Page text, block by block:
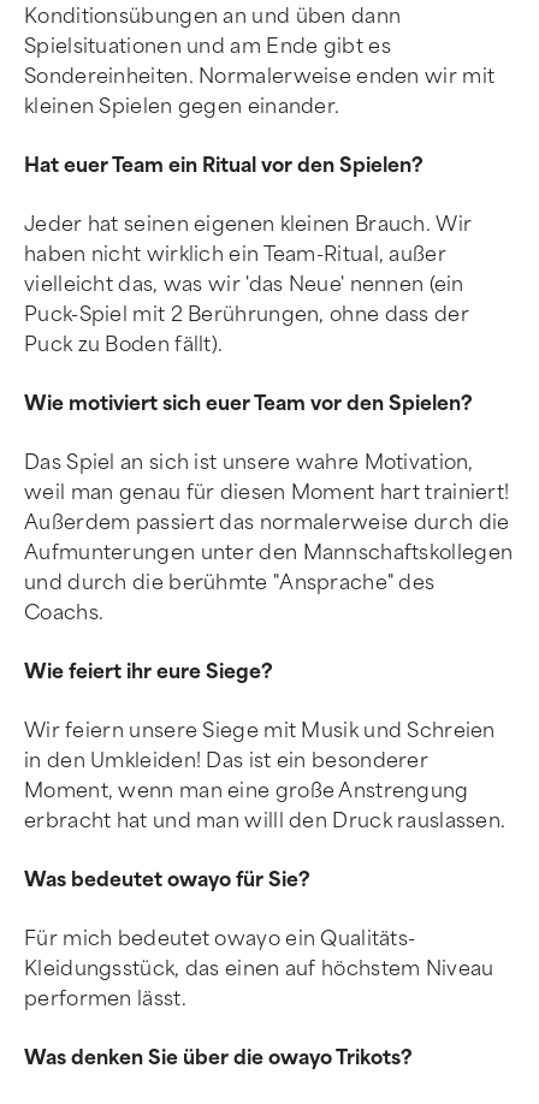
Konditionsübungen an und üben dann
Spielsituationen und am Ende gibt es
Sondereinheiten. Normalerweise enden wir mit
kleinen Spielen gegen einander.
Hat euer Team ein Ritual vor den Spielen?
Jeder hat seinen eigenen kleinen Brauch. Wir
haben nicht wirklich ein Team-Ritual, außer
vielleicht das, was wir 'das Neue' nennen (ein
Puck-Spiel mit 2 Berührungen, ohne dass der
Puck zu Boden fällt).
Wie motiviert sich euer Team vor den Spielen?
Das Spiel an sich ist unsere wahre Motivation,
weil man genau für diesen Moment hart trainiert!
Außerdem passiert das normalerweise durch die
Aufmunterungen unter den Mannschaftskollegen
und durch die berühmte "Ansprache" des
Coachs.
Wie feiert ihr eure Siege?
Wir feiern unsere Siege mit Musik und Schreien
in den Umkleiden! Das ist ein besonderer
Moment, wenn man eine große Anstrengung
erbracht hat und man willl den Druck rauslassen.
Was bedeutet owayo für Sie?
Für mich bedeutet owayo ein Qualitäts-
Kleidungsstück, das einen auf höchstem Niveau
performen lässt.
Was denken Sie über die owayo Trikots?